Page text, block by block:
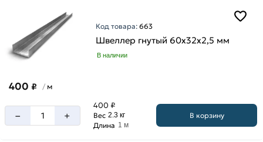
мм
Ширина
100
мм
Код товара:663
Швеллер гнутый 60х32х2,5 мм
В наличии
400 ₽ / м
– +
400 ₽
Вес 2.3 кг
Длина 1 м
В корзину